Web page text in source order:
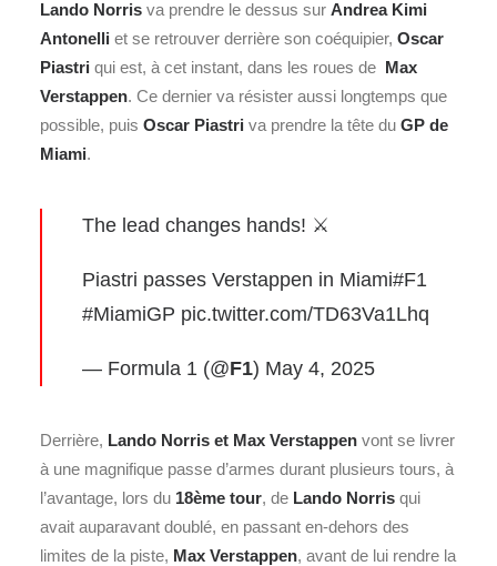
Lando Norris va prendre le dessus sur Andrea Kimi
Antonelli et se retrouver derrière son coéquipier, Oscar
Piastri qui est, à cet instant, dans les roues de Max
Verstappen. Ce dernier va résister aussi longtemps que
possible, puis Oscar Piastri va prendre la tête du GP de
Miami.
The lead changes hands! ⚔️
Piastri passes Verstappen in Miami#F1
#MiamiGP pic.twitter.com/TD63Va1Lhq
— Formula 1 (@F1) May 4, 2025
Derrière, Lando Norris et Max Verstappen vont se livrer
à une magnifique passe d’armes durant plusieurs tours, à
l’avantage, lors du 18ème tour, de Lando Norris qui
avait auparavant doublé, en passant en-dehors des
limites de la piste, Max Verstappen, avant de lui rendre la